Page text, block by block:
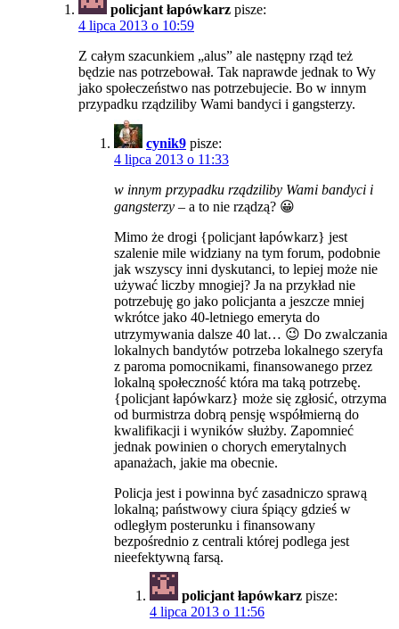
policjant łapówkarz pisze:
4 lipca 2013 o 10:59
Z całym szacunkiem „alus” ale następny rząd też
będzie nas potrzebował. Tak naprawde jednak to Wy
jako społeczeństwo nas potrzebujecie. Bo w innym
przypadku rządziliby Wami bandyci i gangsterzy.
cynik9 pisze:
4 lipca 2013 o 11:33
w innym przypadku rządziliby Wami bandyci i
gangsterzy – a to nie rządzą? 😀
Mimo że drogi {policjant łapówkarz} jest
szalenie mile widziany na tym forum, podobnie
jak wszyscy inni dyskutanci, to lepiej może nie
używać liczby mnogiej? Ja na przykład nie
potrzebuję go jako policjanta a jeszcze mniej
wkrótce jako 40-letniego emeryta do
utrzymywania dalsze 40 lat… 😉 Do zwalczania
lokalnych bandytów potrzeba lokalnego szeryfa
z paroma pomocnikami, finansowanego przez
lokalną społeczność która ma taką potrzebę.
{policjant łapówkarz} może się zgłosić, otrzyma
od burmistrza dobrą pensję współmierną do
kwalifikacji i wyników służby. Zapomnieć
jednak powinien o chorych emerytalnych
apanażach, jakie ma obecnie.
Policja jest i powinna być zasadniczo sprawą
lokalną; państwowy ciura śpiący gdzieś w
odległym posterunku i finansowany
bezpośrednio z centrali której podlega jest
nieefektywną farsą.
policjant łapówkarz pisze:
4 lipca 2013 o 11:56